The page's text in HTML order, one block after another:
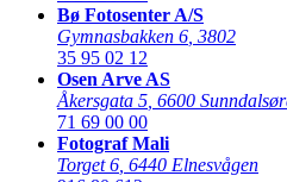
Bø Fotosenter A/S
Gymnasbakken 6 3802
35 95 02 12
Osen Arve AS
Åkersgata 5 6600
71 69 00 00
Fotograf Mali
Torget 6 6440 Elnesvågen